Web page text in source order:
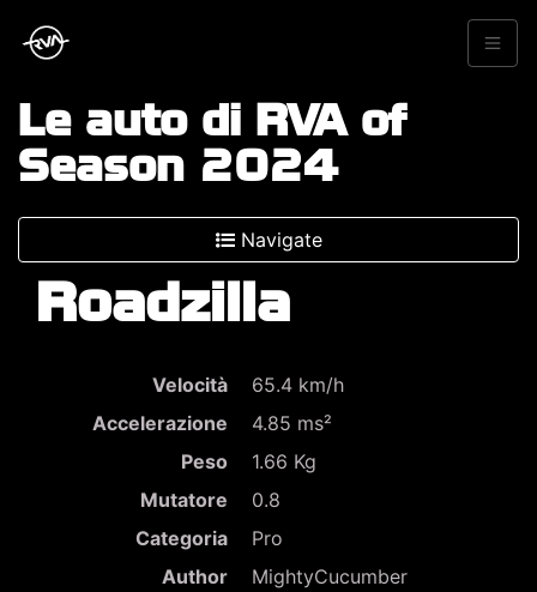
Le auto di RVA of
Season 2024
Navigate
Roadzilla
Velocità
65.4 km/h
Accelerazione
4.85 ms²
Peso
1.66 Kg
Mutatore
0.8
Categoria
Pro
Author
MightyCucumber